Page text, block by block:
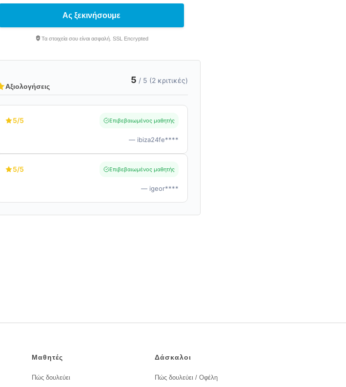
Ας ξεκινήσουμε
Τα στοιχεία σου είναι ασφαλή. SSL Encrypted
Αξιολογήσεις
5 / 5 (2 κριτικές)
5/5 Επιβεβαιωμένος μαθητής
— ibiza24fe****
5/5 Επιβεβαιωμένος μαθητής
— igeor****
Μαθητές
Πώς δουλεύει
Δάσκαλοι
Πώς δουλεύει / Οφέλη